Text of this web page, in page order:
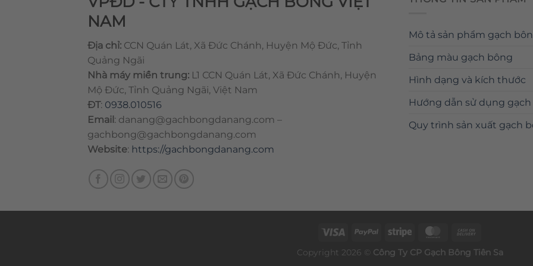
NAM
Địa chỉ: CCN Quán Lát, Xã Đức Chánh, Huyện Mộ Đức, Tỉnh
Quảng Ngãi
Nhà máy miền trung: L1 CCN Quán Lát, Xã Đức Chánh, Huyện
Mộ Đức, Tỉnh Quảng Ngãi, Việt Nam
ĐT: 0938.010516
Email : danang@gachbongdanang.com –
gachbong@gachbongdanang.com
Website: https://gachbongdanang.com
Mô tả sản phẩm gạch
Bảng màu gạch bông
Hình dạng và kích thước
Hướng dẫn sử dụng
Quy trình sản xuất gạch
Copyright 2026 © Công Ty CP Gạch Bông Tiên Sa